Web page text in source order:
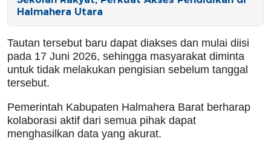
Halmahera Utara
Tautan tersebut baru dapat diakses dan mulai diisi
pada 17 Juni 2026, sehingga masyarakat diminta
untuk tidak melakukan pengisian sebelum tanggal
tersebut.
Pemerintah Kabupaten Halmahera Barat berharap
kolaborasi aktif dari semua pihak dapat
menghasilkan data yang akurat.